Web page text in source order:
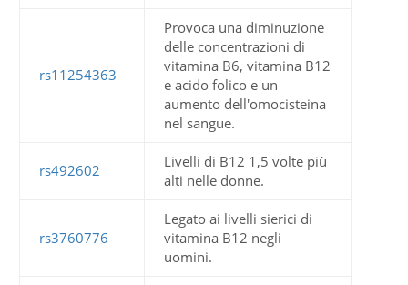
rs11254363
Provoca una diminuzione
delle concentrazioni di
vitamina B6, vitamina B12
e acido folico e un
aumento dell'omocisteina
nel sangue.
rs492602
Livelli di B12 1,5 volte più
alti nelle donne.
rs3760776
Legato ai livelli sierici di
vitamina B12 negli
uomini.